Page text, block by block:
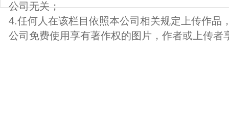
公司无关；
4.任何人在该栏目依照本公司相关规定上传作品
公司免费使用享有著作权的图片，作者或上传者